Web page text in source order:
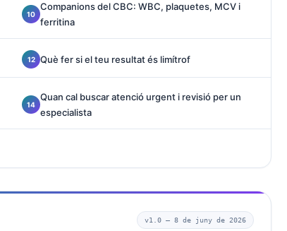
Companions del CBC: WBC, plaquetes, MCV i
ferritina
Què fer si el teu resultat és limítrof
Quan cal buscar atenció urgent i revisió per un
especialista
v1.0 — 8 de juny de 2026